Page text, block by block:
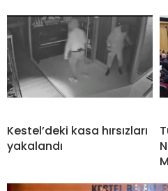
Kestel’deki kasa hırsızları
yakalandı